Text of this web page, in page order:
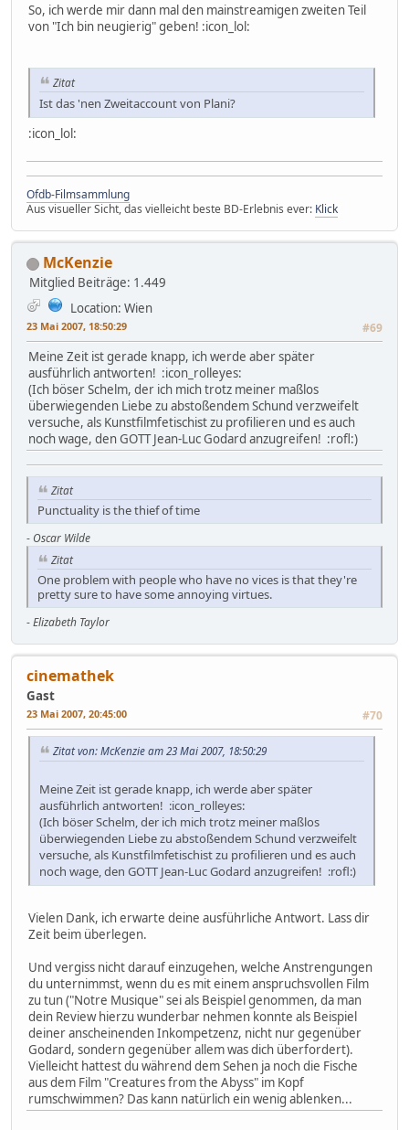
So, ich werde mir dann mal den mainstreamigen zweiten Teil
von "Ich bin neugierig" geben! :icon_lol:
Zitat
Ist das 'nen Zweitaccount von Plani?
:icon_lol:
Ofdb-Filmsammlung
Aus visueller Sicht, das vielleicht beste BD-Erlebnis ever: Klick
McKenzie
Mitglied Beiträge: 1.449
Location: Wien
23 Mai 2007, 18:50:29 #69
Meine Zeit ist gerade knapp, ich werde aber später
ausführlich antworten! :icon_rolleyes:
(Ich böser Schelm, der ich mich trotz meiner maßlos
überwiegenden Liebe zu abstoßendem Schund verzweifelt
versuche, als Kunstfilmfetischist zu profilieren und es auch
noch wage, den GOTT Jean-Luc Godard anzugreifen! :rofl:)
Zitat
Punctuality is the thief of time
- Oscar Wilde
Zitat
One problem with people who have no vices is that they're
pretty sure to have some annoying virtues.
-Elizabeth Taylor
cinemathek
Gast
23 Mai 2007, 20:45:00 #70
Zitat von: McKenzie am 23 Mai 2007, 18:50:29
Meine Zeit ist gerade knapp, ich werde aber später
ausführlich antworten! :icon_rolleyes:
(Ich böser Schelm, der ich mich trotz meiner maßlos
überwiegenden Liebe zu abstoßendem Schund verzweifelt
versuche, als Kunstfilmfetischist zu profilieren und es auch
noch wage, den GOTT Jean-Luc Godard anzugreifen! :rofl:)
Vielen Dank, ich erwarte deine ausführliche Antwort. Lass dir
Zeit beim überlegen.
Und vergiss nicht darauf einzugehen, welche Anstrengungen
du unternimmst, wenn du es mit einem anspruchsvollen Film
zu tun ("Notre Musique" sei als Beispiel genommen, da man
dein Review hierzu wunderbar nehmen konnte als Beispiel
deiner anscheinenden Inkompetzenz, nicht nur gegenüber
Godard, sondern gegenüber allem was dich überfordert).
Vielleicht hattest du während dem Sehen ja noch die Fische
aus dem Film "Creatures from the Abyss" im Kopf
rumschwimmen? Das kann natürlich ein wenig ablenken...